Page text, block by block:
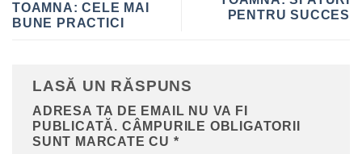
TOAMNA: CELE MAI
BUNE PRACTICI
PENTRU SUCCES
LASĂ UN RĂSPUNS
ADRESA TA DE EMAIL NU VA FI
PUBLICATĂ. CÂMPURILE OBLIGATORII
SUNT MARCATE CU *